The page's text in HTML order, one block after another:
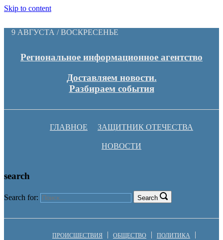
Skip to content
9 АВГУСТА / ВОСКРЕСЕНЬЕ
Региональное информационное агентство
Доставляем новости.
Разбираем события
ГЛАВНОЕ ЗАЩИТНИК ОТЕЧЕСТВА
НОВОСТИ
search
Search for: Search
ПРОИСШЕСТВИЯ ОБЩЕСТВО ПОЛИТИКА